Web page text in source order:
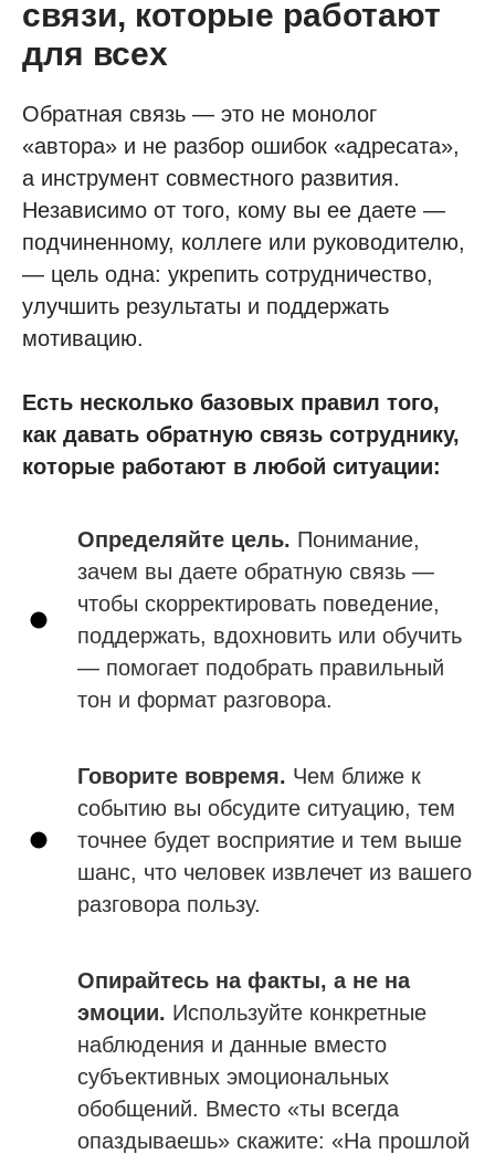
связи, которые работают
для всех
Обратная связь — это не монолог
«автора» и не разбор ошибок «адресата»,
а инструмент совместного развития.
Независимо от того, кому вы ее даете —
подчиненному, коллеге или руководителю,
— цель одна: укрепить сотрудничество,
улучшить результаты и поддержать
мотивацию.
Есть несколько базовых правил того,
как давать обратную связь сотруднику,
которые работают в любой ситуации:
Определяйте цель. Понимание,
зачем вы даете обратную связь —
чтобы скорректировать поведение,
поддержать, вдохновить или обучить
— помогает подобрать правильный
тон и формат разговора.
Говорите вовремя. Чем ближе к
событию вы обсудите ситуацию, тем
точнее будет восприятие и тем выше
шанс, что человек извлечет из вашего
разговора пользу.
Опирайтесь на факты, а не на
эмоции. Используйте конкретные
наблюдения и данные вместо
субъективных эмоциональных
обобщений. Вместо «ты всегда
опаздываешь» скажите: «На прошлой